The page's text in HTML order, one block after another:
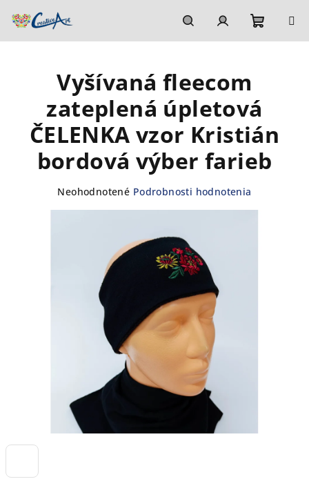
HľadaťPrihlásenie
Vyšívaná fleecom
zateplená úpletová
ČELENKA vzor Kristián
bordová výber farieb
Neohodnotené Podrobnosti hodnotenia